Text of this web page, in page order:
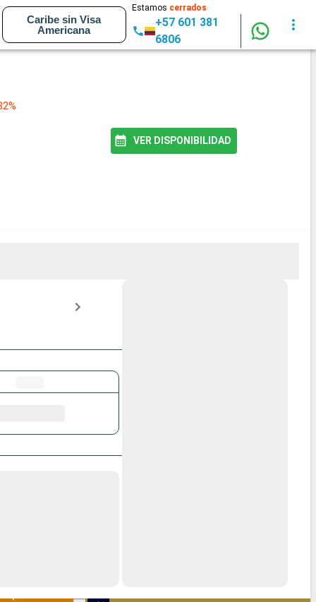
Caribe sin Visa
Americana
Estamos cerrados
+57 601 381
6806
VER DISPONIBILIDAD